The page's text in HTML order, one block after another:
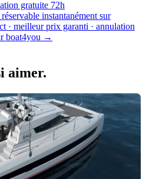
gratuite 72h
instantanément sur
· meilleur prix garanti · annulation
boat4you →
aimer.